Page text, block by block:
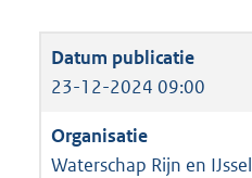
23-12-2024 09:00
Waterschap Rijn en IJssel